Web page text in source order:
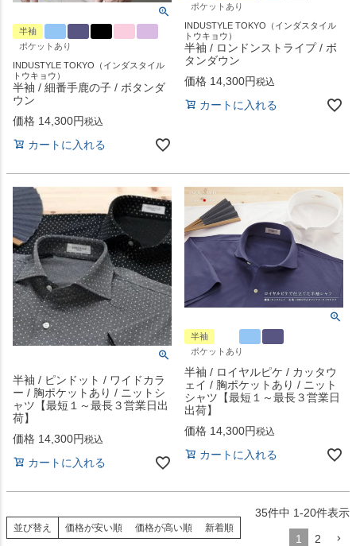
半袖
ポケットあり
INDUSTYLE TOKYO（インダスタイル
トウキョウ）
半袖 / 細番手鹿の子 / ボタンダ
ウン
価格 14,300 税込
カートに入れる
ポケットあり
INDUSTYLE TOKYO（インダスタイル
トウキョウ）
半袖 / ロンドンストライプ / ボ
タンダウン
価格 14,300 税込
カートに入れる
半袖 / ピンドット / ワイドカラ
ー / 胸ポケットあり / ニットシ
ャツ【最短１～最長３営業日出
荷】
価格 14,300 税込
カートに入れる
半袖
ポケットあり
半袖 / ロイヤルピケ / カッタウ
ェイ / 胸ポケットあり / ニット
シャツ【最短１～最長３営業日
出荷】
価格 14,300 税込
カートに入れる
並び替え 価格が安い順 価格が高い順 新着順
35件中 1-20件表示
1 2